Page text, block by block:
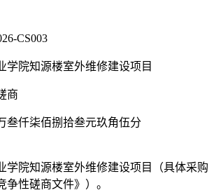
CS003
学院知源楼室外维修建设项目
商
叁仟柒佰捌拾叁元玖角伍分
学院知源楼室外维修建设项目
（具体采购
争性磋商文件》） 。